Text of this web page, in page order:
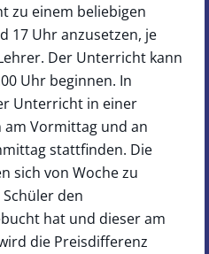
zu einem beliebigen
17 Uhr anzusetzen, je
Der Unterricht kann
Uhr beginnen. In
Unterricht in einer
am Vormittag und an
stattfinden. Die
sich von Woche zu
den
hat und dieser am
die Preisdifferenz